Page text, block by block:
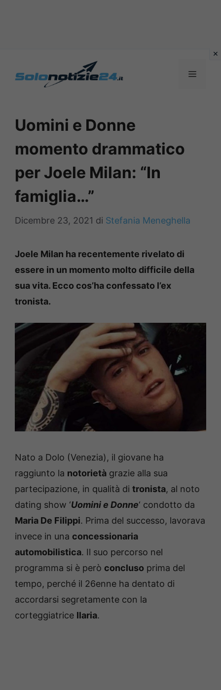
MENU
Uomini e Donne
momento drammatico
per Joele Milan: “In
famiglia…”
Dicembre 23, 2021 di Stefania Meneghella
Joele Milan ha recentemente rivelato di
essere in un momento molto difficile della
sua vita. Ecco cos’ha confessato l’ex
tronista.
Nato a Dolo (Venezia), il giovane ha
raggiunto la notorietà grazie alla sua
partecipazione, in qualità di tronista, al noto
dating show ‘Uomini e Donne‘ condotto da
Maria De Filippi. Prima del successo, lavorava
invece in una concessionaria
automobilistica. Il suo percorso nel
programma si è però concluso prima del
tempo, perché il 26enne ha dentato di
accordarsi segretamente con la
corteggiatrice Ilaria.